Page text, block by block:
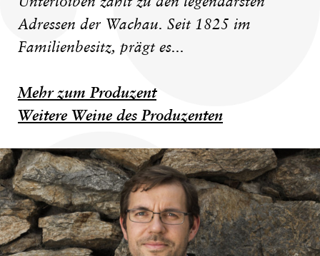
Adressen der Wachau. Seit 1825 im
Familienbesitz, prägt es...
Mehr zum Produzent
Weitere Weine des Produzenten